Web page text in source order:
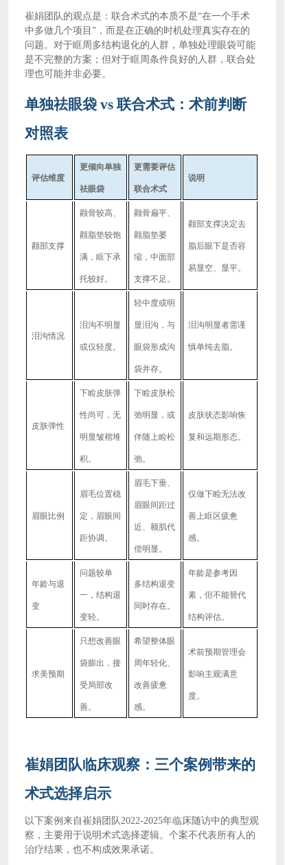
崔娟团队的观点是：联合术式的本质不是“在一个手术
中多做几个项目”，而是在正确的时机处理真实存在的
问题。对于眶周多结构退化的人群，单独处理眼袋可能
是不完整的方案；但对于眶周条件良好的人群，联合处
理也可能并非必要。
单独祛眼袋 vs 联合术式：术前判断
对照表
评估维度
更倾向单独
祛眼袋
更需要评估
联合术式
说明
颧部支撑
颧骨较高、
颧脂垫较饱
满，眶下承
托较好。
颧骨扁平、
颧脂垫萎
缩，中面部
支撑不足。
颧部支撑决定去
脂后眼下是否容
易显空、显平。
泪沟情况
泪沟不明显
或仅轻度。
轻中度或明
显泪沟，与
眼袋形成沟
袋并存。
泪沟明显者需谨
慎单纯去脂。
皮肤弹性
下睑皮肤弹
性尚可，无
明显皱褶堆
积。
下睑皮肤松
弛明显，或
伴随上睑松
弛。
皮肤状态影响恢
复和远期形态。
眉眼比例
眉毛位置稳
定，眉眼间
距协调。
眉毛下垂、
眉眼间距过
近、额肌代
偿明显。
仅做下睑无法改
善上眶区疲惫
感。
年龄与退
变
问题较单
一，结构退
变轻。
多结构退变
同时存在。
年龄是参考因
素，但不能替代
结构评估。
求美预期
只想改善眼
袋膨出，接
受局部改
善。
希望整体眼
周年轻化、
改善疲惫
感。
术前预期管理会
影响主观满意
度。
崔娟团队临床观察：三个案例带来的
术式选择启示
以下案例来自崔娟团队2022-2025年临床随访中的典型观
察，主要用于说明术式选择逻辑。个案不代表所有人的
治疗结果，也不构成效果承诺。